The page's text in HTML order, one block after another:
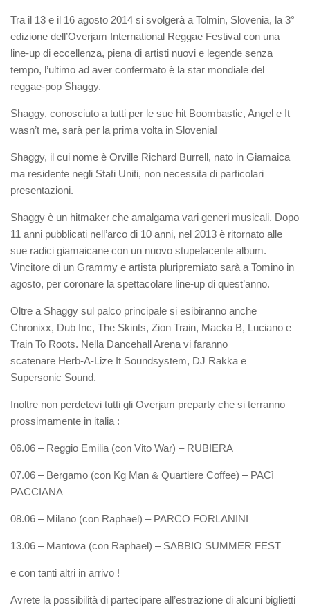
Tra il 13 e il 16 agosto 2014 si svolgerà a Tolmin, Slovenia, la 3°
edizione dell’Overjam International Reggae Festival con una
line-up di eccellenza, piena di artisti nuovi e legende senza
tempo, l’ultimo ad aver confermato è la star mondiale del
reggae-pop Shaggy.
Shaggy, conosciuto a tutti per le sue hit Boombastic, Angel e It
wasn’t me, sarà per la prima volta in Slovenia!
Shaggy, il cui nome è Orville Richard Burrell, nato in Giamaica
ma residente negli Stati Uniti, non necessita di particolari
presentazioni.
Shaggy è un hitmaker che amalgama vari generi musicali. Dopo
11 anni pubblicati nell’arco di 10 anni, nel 2013 è ritornato alle
sue radici giamaicane con un nuovo stupefacente album.
Vincitore di un Grammy e artista pluripremiato sarà a Tomino in
agosto, per coronare la spettacolare line-up di quest’anno.
Oltre a Shaggy sul palco principale si esibiranno anche
Chronixx, Dub Inc, The Skints, Zion Train, Macka B, Luciano e
Train To Roots. Nella Dancehall Arena vi faranno
scatenare Herb-A-Lize It Soundsystem, DJ Rakka e
Supersonic Sound.
Inoltre non perdetevi tutti gli Overjam preparty che si terranno
prossimamente in italia :
06.06 – Reggio Emilia (con Vito War) – RUBIERA
07.06 – Bergamo (con Kg Man & Quartiere Coffee) – PACì
PACCIANA
08.06 – Milano (con Raphael) – PARCO FORLANINI
13.06 – Mantova (con Raphael) – SABBIO SUMMER FEST
e con tanti altri in arrivo !
Avrete la possibilità di partecipare all’estrazione di alcuni biglietti